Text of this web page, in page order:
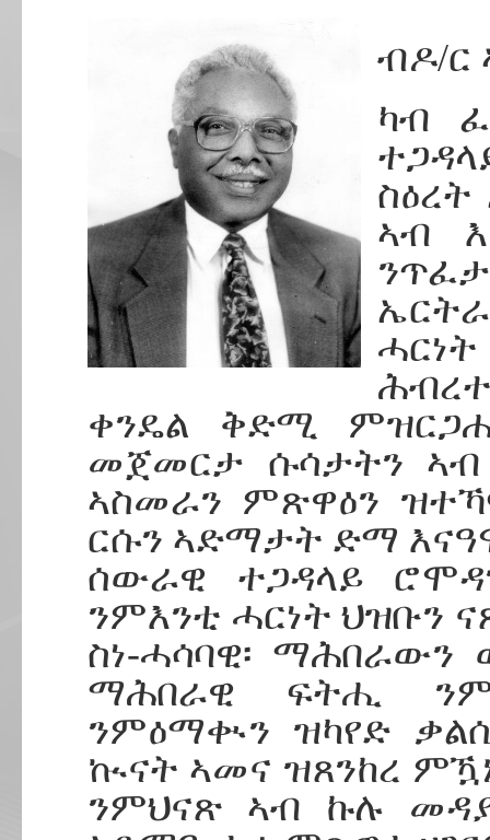
ብዶ/ር
ካብ
ኣብ
ቀንዴል ቅድሚ
መጀመርታ ሱሳታትን
ኣስመራን ምጽዋዕን
ርሱን ኣድማታት ድማ
ሰውራዊ ተጋዳላይ
ንምእንቲ ሓርነት ህዝቡን
ስነ-ሓሳባዊ፡ ማሕበራውን
ማሕበራዊ ፍትሒ
ንምዕማቊን ዝካየድ
ኲናት ኣመና ዝጸንከረ
ንምህናጽ ኣብ ኩሉ